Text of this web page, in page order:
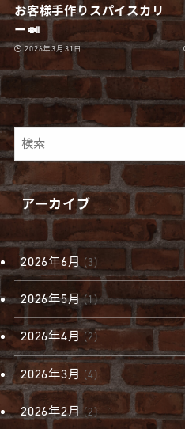
お客様手作りスパイスカリ
ー🍛
2026年3月31日
アーカイブ
2026年6月 (3)
2026年5月(1)
2026年4月 (2)
2026年3月 (4)
2026年2月 (2)